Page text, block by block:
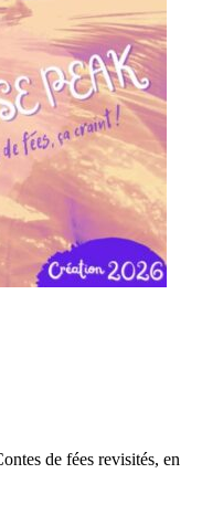
de fées revisités, en